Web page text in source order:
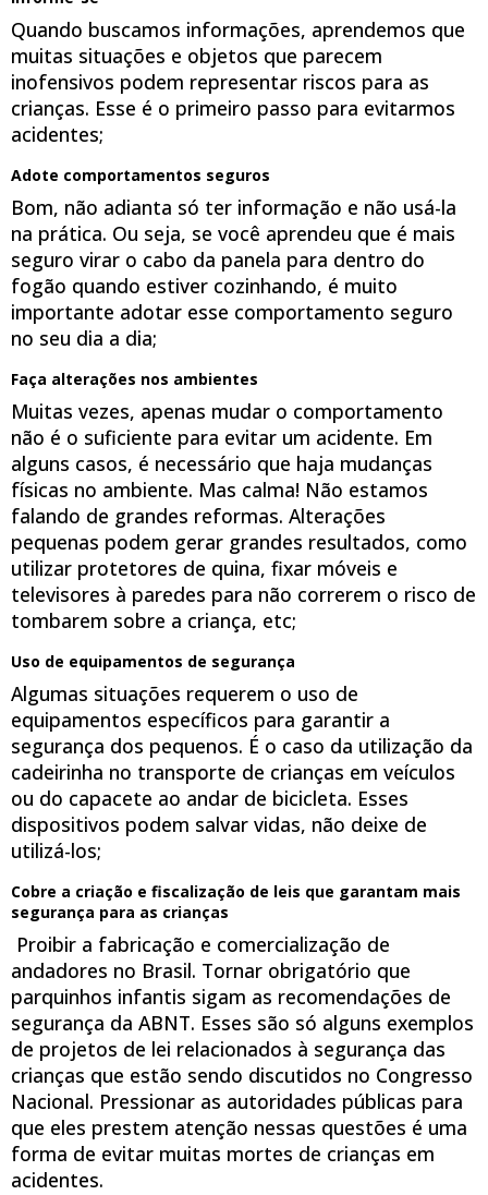
Quando buscamos informações, aprendemos que
muitas situações e objetos que parecem
inofensivos podem representar riscos para as
crianças. Esse é o primeiro passo para evitarmos
acidentes;
Adote comportamentos seguros
Bom, não adianta só ter informação e não usá-la
na prática. Ou seja, se você aprendeu que é mais
seguro virar o cabo da panela para dentro do
fogão quando estiver cozinhando, é muito
importante adotar esse comportamento seguro
no seu dia a dia;
Faça alterações nos ambientes
Muitas vezes, apenas mudar o comportamento
não é o suficiente para evitar um acidente. Em
alguns casos, é necessário que haja mudanças
físicas no ambiente. Mas calma! Não estamos
falando de grandes reformas. Alterações
pequenas podem gerar grandes resultados, como
utilizar protetores de quina, fixar móveis e
televisores à paredes para não correrem o risco de
tombarem sobre a criança, etc;
Uso de equipamentos de segurança
Algumas situações requerem o uso de
equipamentos específicos para garantir a
segurança dos pequenos. É o caso da utilização da
cadeirinha no transporte de crianças em veículos
ou do capacete ao andar de bicicleta. Esses
dispositivos podem salvar vidas, não deixe de
utilizá-los;
Cobre a criação e fiscalização de leis que garantam mais
segurança para as crianças
Proibir a fabricação e comercialização de
andadores no Brasil. Tornar obrigatório que
parquinhos infantis sigam as recomendações de
segurança da ABNT. Esses são só alguns exemplos
de projetos de lei relacionados à segurança das
crianças que estão sendo discutidos no Congresso
Nacional. Pressionar as autoridades públicas para
que eles prestem atenção nessas questões é uma
forma de evitar muitas mortes de crianças em
acidentes.